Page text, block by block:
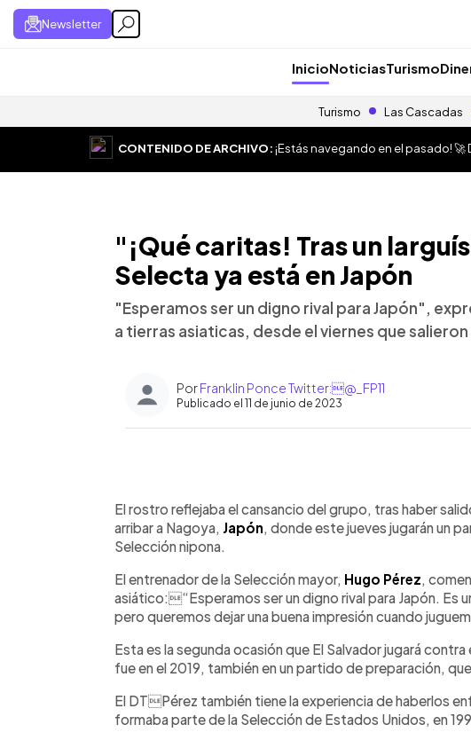
Newsletter
InicioNoticiasTurismo
Turismo Las Cascadas
CONTENIDO DE ARCHIVO:¡Estás navegando en el pasado! 🚀
"¡Qué caritas! Tras un
Selecta ya está en Japón
"Esperamos ser un digno rival para Japón",
a tierras asiaticas, desde el viernes que salieron
PorFranklin Ponce Twitter:@_FP11
Publicado el 11 de junio de 2023
Escuchar artículo
El rostro reflejaba el cansancio del grupo, tras haber
arribar a Nagoya, Japón, donde este jueves jugarán un
Selección nipona.
El entrenador de la Selección mayor, Hugo Pérez,
asiático:“Esperamos ser un digno rival para Japón. Es
pero queremos dejar una buena impresión cuando
Esta es la segunda ocasión que El Salvador jugará
fue en el 2019, también en un partido de preparación,
El DTPérez también tiene la experiencia de haberlos
formaba parte de la Selección de Estados Unidos, en